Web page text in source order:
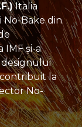
Italia
Bake din
IMF şi-a
designului
la
No-